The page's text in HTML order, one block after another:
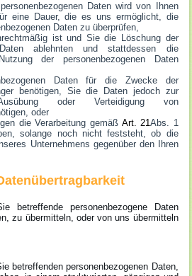
Daten wird von Ihnen
eine Dauer, die es uns ermöglicht, die
Daten zu überprüfen,
ist und Sie die Löschung der
Daten ablehnten und stattdessen die
der personenbezogenen Daten
Daten für die Zwecke der
benötigen, Sie die Daten jedoch zur
Ausübung oder Verteidigung von
oder
die Verarbeitung gemäß Art. 21Abs. 1
solange noch nicht feststeht, ob die
Unternehmens gegenüber den Ihren
betreffende personenbezogene Daten
zu übermitteln, oder von uns übermitteln
betreffenden personenbezogenen Daten,